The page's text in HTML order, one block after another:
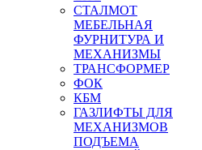
СТАЛМОТ
МЕБЕЛЬНАЯ
ФУРНИТУРА И
МЕХАНИЗМЫ
ТРАНСФОРМЕР
ФОК
КБМ
ГАЗЛИФТЫ ДЛЯ
МЕХАНИЗМОВ
ПОДЪЕМА